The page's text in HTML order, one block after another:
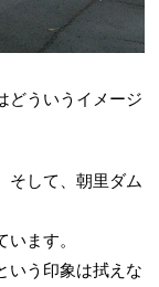
どういうイメージ
そして、朝里ダム
ます。
いう印象は拭えな